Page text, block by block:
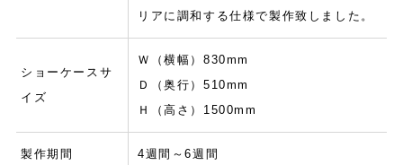
リアに調和する仕様で製作致しました。
ショーケースサ
イズ
Ｗ（横幅）830mm
Ｄ（奥行）510mm
Ｈ（高さ）1500mm
製作期間 4週間～6週間